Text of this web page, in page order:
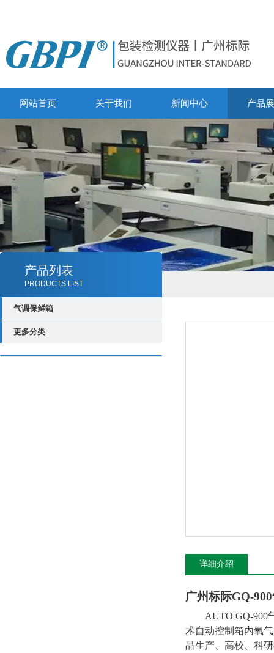
网站首页 关于我们 新闻中心 产品
产品列表
PRODUCTS LIST
气调保鲜箱
更多分类
详细介绍
广州标际GQ-
AUTO GQ-900
术自动控制箱内氧
品生产、高校、科